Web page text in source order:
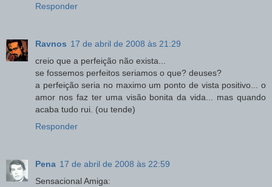
Responder
Ravnos 17 de abril de 2008 às 21:29
creio que a perfeição não exista...
se fossemos perfeitos seriamos o que? deuses?
a perfeição seria no maximo um ponto de vista positivo... o
amor nos faz ter uma visão bonita da vida... mas quando
acaba tudo rui. (ou tende)
Responder
Pena 17 de abril de 2008 às 22:59
Sensacional Amiga: